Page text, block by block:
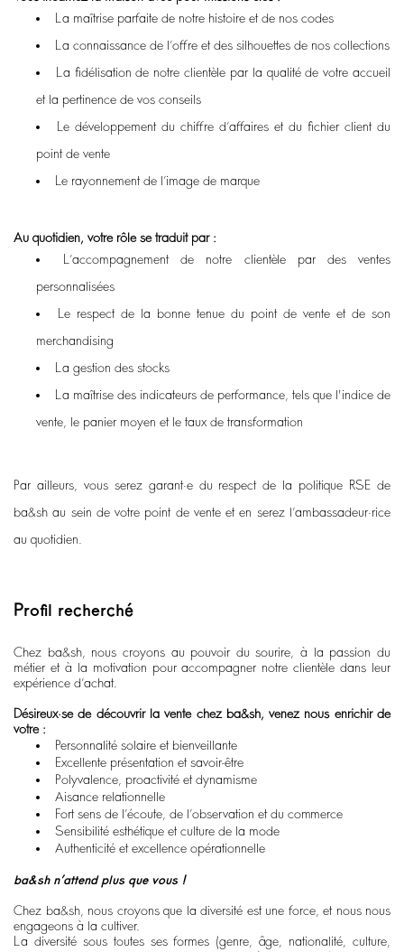
La maîtrise parfaite de notre histoire et de nos codes
La connaissance de l’offre et des silhouettes de nos collections
La fidélisation de notre clientèle par la qualité de votre accueil
et la pertinence de vos conseils
Le développement du chiffre d’affaires et du fichier client du
point de vente
Le rayonnement de l’image de marque
Au quotidien, votre rôle se traduit par :
L’accompagnement de notre clientèle par des ventes
personnalisées
Le respect de la bonne tenue du point de vente et de son
merchandising
La gestion des stocks
La maîtrise des indicateurs de performance, tels que l'indice de
vente, le panier moyen et le taux de transformation
Par ailleurs, vous serez garant·e du respect de la politique RSE de
ba&sh au sein de votre point de vente et en serez l’ambassadeur·rice
au quotidien.
Profil recherché
Chez ba&sh, nous croyons au pouvoir du sourire, à la passion du
métier et à la motivation pour accompagner notre clientèle dans leur
expérience d’achat.
Désireux·se de découvrir la vente chez ba&sh, venez nous enrichir de
votre :
Personnalité solaire et bienveillante
Excellente présentation et savoir-être
Polyvalence, proactivité et dynamisme
Aisance relationnelle
Fort sens de l’écoute, de l’observation et du commerce
Sensibilité esthétique et culture de la mode
Authenticité et excellence opérationnelle
ba&sh n’attend plus que vous !
Chez ba&sh, nous croyons que la diversité est une force, et nous nous
engageons à la cultiver.
La diversité sous toutes ses formes (genre, âge, nationalité, culture,